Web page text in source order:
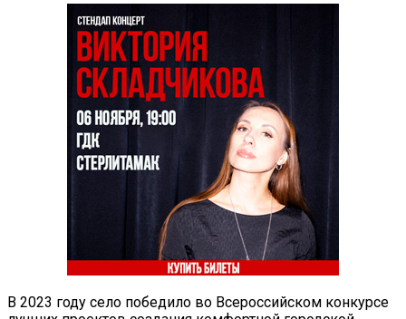
В 2023 году село победило во Всероссийском конкурсе